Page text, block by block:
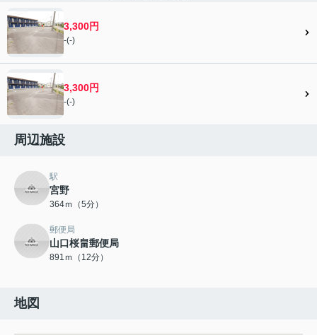
3,300円
-(-)
3,300円
-(-)
周辺施設
駅
宮野
364ｍ（5分）
郵便局
山口桜畠郵便局
891ｍ（12分）
地図